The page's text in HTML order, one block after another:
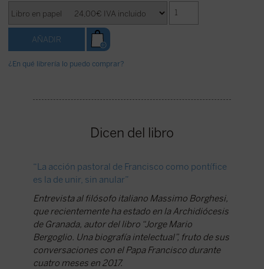
¿En qué librería lo puedo comprar?
Dicen del libro
“La acción pastoral de Francisco como pontífice
es la de unir, sin anular”
Entrevista al filósofo italiano Massimo Borghesi,
que recientemente ha estado en la Archidiócesis
de Granada, autor del libro “Jorge Mario
Bergoglio. Una biografía intelectual”, fruto de sus
conversaciones con el Papa Francisco durante
cuatro meses en 2017.